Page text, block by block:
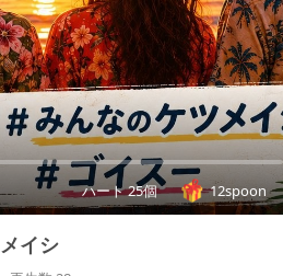
ハート 25個 12spoon
イシ